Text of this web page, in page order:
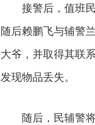
接警后，值班
随后赖鹏飞与辅警
大爷，并取得其联
发现物品丢失。
随后，民辅警